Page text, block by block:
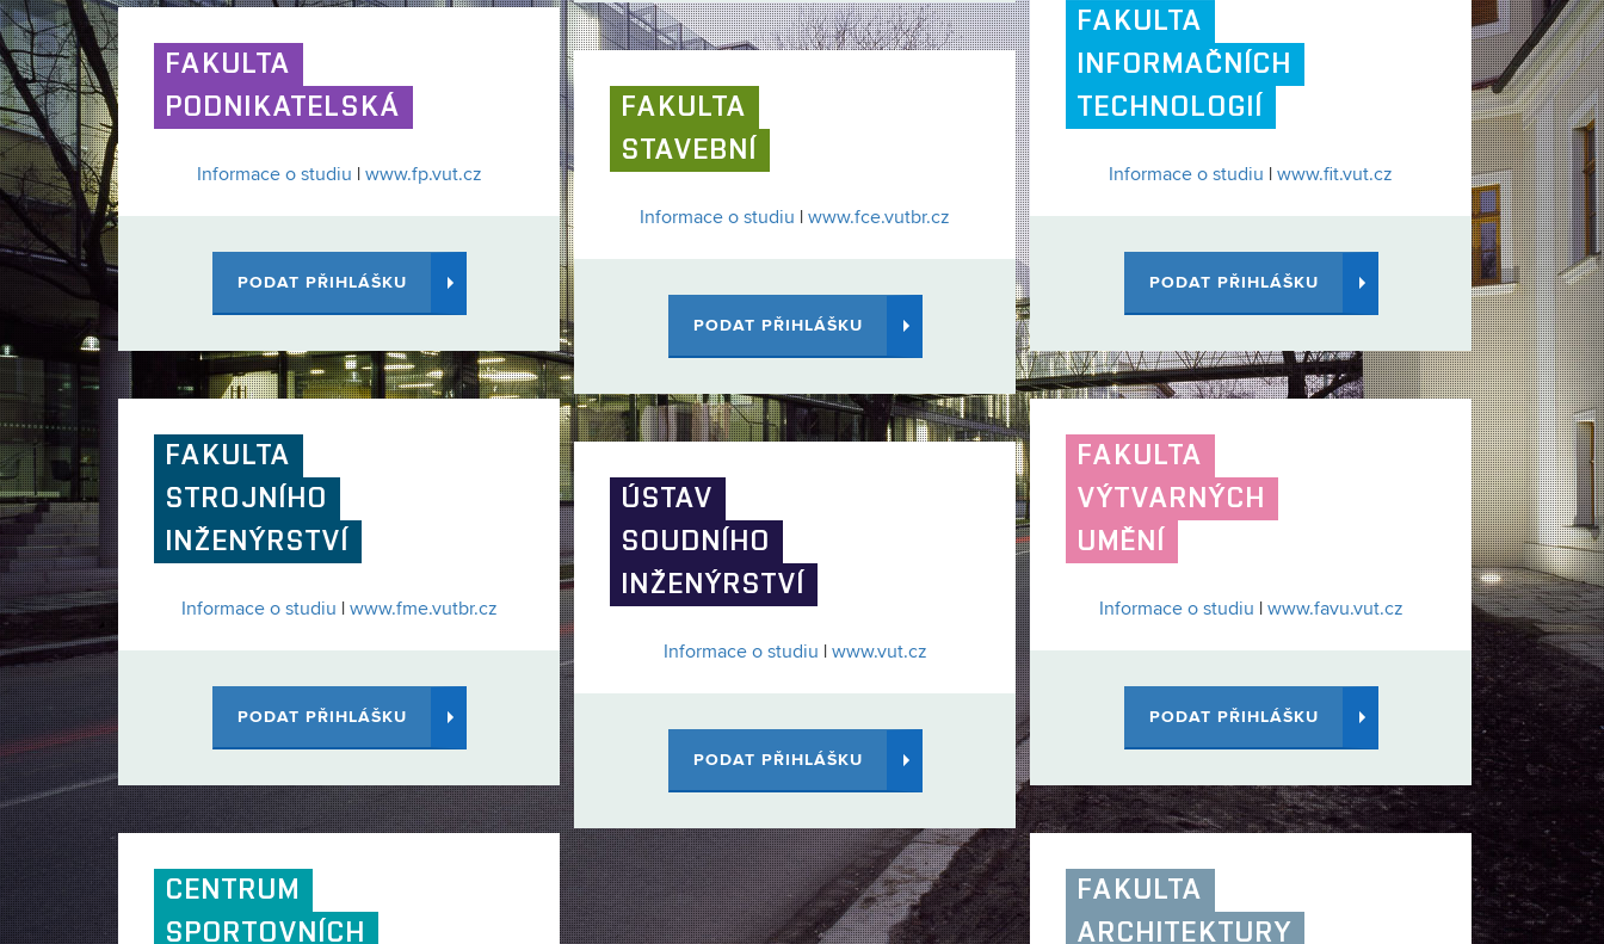
FAKULTA
INFORMAČNÍCH
TECHNOLOGIÍ
Informace o studiu www.fit.vut.cz
PODAT PŘIHLÁŠKU
FAKULTA
PODNIKATELSKÁ
Informace o studiu www.fp.vut.cz
PODAT PŘIHLÁŠKU
FAKULTA
STAVEBNÍ
Informace o studiu www.fce.vutbr.cz
PODAT PŘIHLÁŠKU
FAKULTA
STROJNÍHO
INŽENÝRSTVÍ
Informace o studiu www.fme.vutbr.cz
PODAT PŘIHLÁŠKU
FAKULTA
VÝTVARNÝCH
UMĚNÍ
Informace o studiu www.favu.vut.cz
PODAT PŘIHLÁŠKU
ÚSTAV
SOUDNÍHO
INŽENÝRSTVÍ
Informace o studiu www.vut.cz
PODAT PŘIHLÁŠKU
CENTRUM
SPORTOVNÍCH
FAKULTA
ARCHITEKTURY